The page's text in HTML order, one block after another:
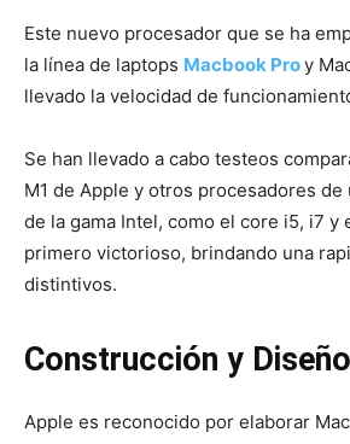
Este nuevo procesador que se ha
la línea de laptops Macbook Proy
llevado la velocidad de
Se han llevado a cabo testeos
M1 de Apple y otros procesadores
de la gama Intel, como el core i5, i7 y
primero victorioso, brindando una
distintivos.
Construcción y Diseño
Apple es reconocido por elaborar